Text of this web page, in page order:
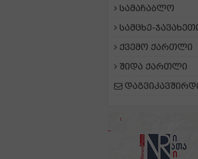
სამაჩაბლო
სამცხე-
ქვემო ქართლი
შიდა ქართლი